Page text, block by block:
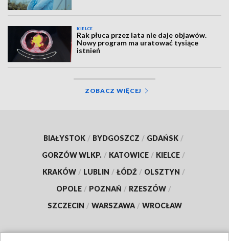
KIELCE
Rak płuca przez lata nie daje objawów.
Nowy program ma uratować tysiące
istnień
ZOBACZ WIĘCEJ
BIAŁYSTOK / BYDGOSZCZ / GDAŃSK /
GORZÓW WLKP. / KATOWICE / KIELCE /
KRAKÓW / LUBLIN / ŁÓDŹ / OLSZTYN /
OPOLE / POZNAŃ / RZESZÓW /
SZCZECIN / WARSZAWA / WROCŁAW